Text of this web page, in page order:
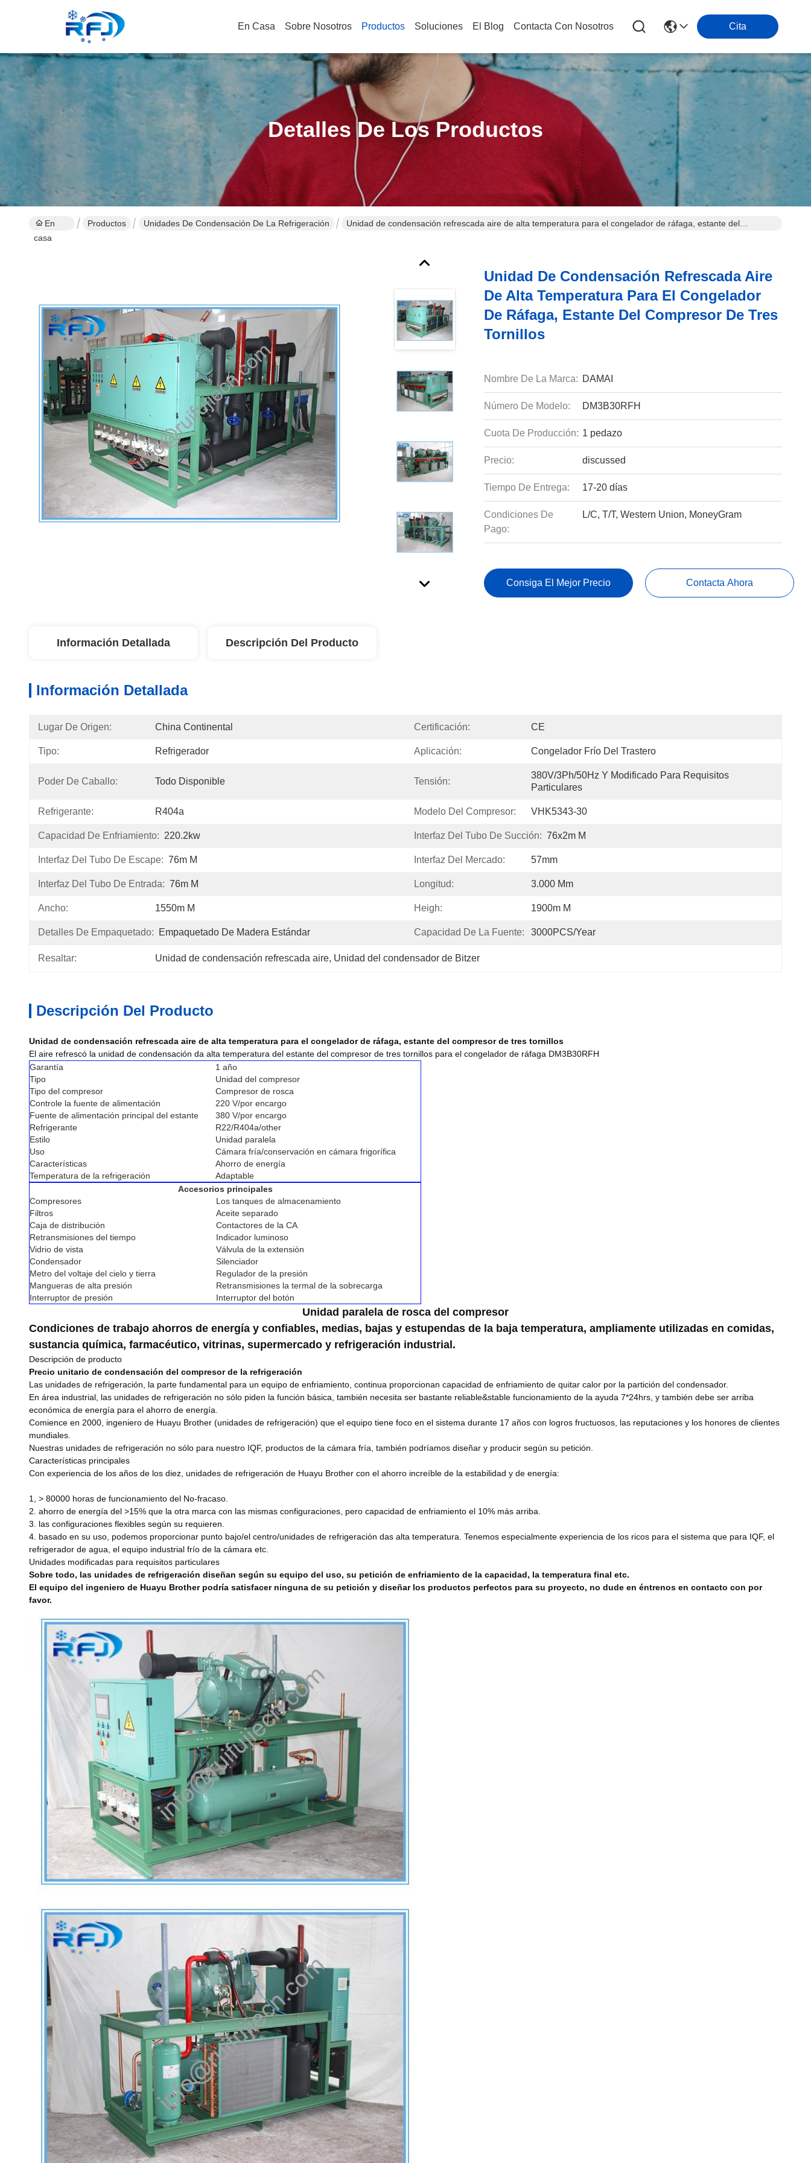
En Casa Sobre Nosotros Productos Soluciones El Blog Contacta Con Nosotros Cita
Detalles De Los Productos
En
casa
Productos Unidades De Condensación De La Refrigeración
Unidad de condensación refrescada aire de alta temperatura para el congelador de ráfaga, estante del
Unidad De Condensación Refrescada Aire
De Alta Temperatura Para El Congelador
De Ráfaga, Estante Del Compresor De Tres
Tornillos
Nombre De La Marca: DAMAI
Número De Modelo: DM3B30RFH
Cuota De Producción: 1 pedazo
Precio: discussed
Tiempo De Entrega: 17-20 días
Condiciones De
Pago:
L/C, T/T, Western Union, MoneyGram
Consiga El Mejor Precio Contacta Ahora
Información Detallada Descripción Del Producto
Información Detallada
Lugar De Origen: China Continental Certificación: CE
Tipo: Refrigerador Aplicación: Congelador Frío Del Trastero
Poder De Caballo: Todo Disponible Tensión:
380V/3Ph/50Hz Y Modificado Para Requisitos
Particulares
Refrigerante: R404a Modelo Del Compresor: VHK5343-30
Capacidad De Enfriamiento: 220.2kw Interfaz Del Tubo De Succión: 76x2m M
Interfaz Del Tubo De Escape: 76m M Interfaz Del Mercado: 57mm
Interfaz Del Tubo De Entrada: 76m M Longitud: 3.000 Mm
Ancho: 1550m M Heigh: 1900m M
Detalles De Empaquetado: Empaquetado De Madera Estándar Capacidad De La Fuente: 3000PCS/Year
Resaltar: Unidad de condensación refrescada aire, Unidad del condensador de Bitzer
Descripción Del Producto
Unidad de condensación refrescada aire de alta temperatura para el congelador de ráfaga, estante del compresor de tres tornillos
El aire refrescó la unidad de condensación da alta temperatura del estante del compresor de tres tornillos para el congelador de ráfaga DM3B30RFH
Garantía
1 año
Tipo
Unidad del compresor
Tipo del compresor
Compresor de rosca
Controle la fuente de alimentación
220 V/por encargo
Fuente de alimentación principal del estante
380 V/por encargo
Refrigerante
R22/R404a/other
Estilo
Unidad paralela
Uso
Cámara fría/conservación en cámara frigorífica
Características
Ahorro de energía
Temperatura de la refrigeración
Adaptable
Accesorios principales
Compresores
Los tanques de almacenamiento
Filtros
Aceite separado
Caja de distribución
Contactores de la CA
Retransmisiones del tiempo
Indicador luminoso
Vidrio de vista
Válvula de la extensión
Condensador
Silenciador
Metro del voltaje del cielo y tierra
Regulador de la presión
Mangueras de alta presión
Retransmisiones la termal de la sobrecarga
Interruptor de presión
Interruptor del botón
Unidad paralela de rosca del compresor
Condiciones de trabajo ahorros de energía y confiables, medias, bajas y estupendas de la baja temperatura, ampliamente utilizadas en comidas,
sustancia química, farmacéutico, vitrinas, supermercado y refrigeración industrial.
Descripción de producto
Precio unitario de condensación del compresor de la refrigeración
Las unidades de refrigeración, la parte fundamental para un equipo de enfriamiento, continua proporcionan capacidad de enfriamiento de quitar calor por la partición del condensador.
En área industrial, las unidades de refrigeración no sólo piden la función básica, también necesita ser bastante reliable&stable funcionamiento de la ayuda 7*24hrs, y también debe ser arriba
económica de energía para el ahorro de energía.
Comience en 2000, ingeniero de Huayu Brother (unidades de refrigeración) que el equipo tiene foco en el sistema durante 17 años con logros fructuosos, las reputaciones y los honores de clientes
mundiales.
Nuestras unidades de refrigeración no sólo para nuestro IQF, productos de la cámara fría, también podríamos diseñar y producir según su petición.
Características principales
Con experiencia de los años de los diez, unidades de refrigeración de Huayu Brother con el ahorro increíble de la estabilidad y de energía:
1, > 80000 horas de funcionamiento del No-fracaso.
2. ahorro de energía del >15% que la otra marca con las mismas configuraciones, pero capacidad de enfriamiento el 10% más arriba.
3. las configuraciones flexibles según su requieren.
4. basado en su uso, podemos proporcionar punto bajo/el centro/unidades de refrigeración das alta temperatura. Tenemos especialmente experiencia de los ricos para el sistema que para IQF, el
refrigerador de agua, el equipo industrial frío de la cámara etc.
Unidades modificadas para requisitos particulares
Sobre todo, las unidades de refrigeración diseñan según su equipo del uso, su petición de enfriamiento de la capacidad, la temperatura final etc.
El equipo del ingeniero de Huayu Brother podría satisfacer ninguna de su petición y diseñar los productos perfectos para su proyecto, no dude en éntrenos en contacto con por
favor.